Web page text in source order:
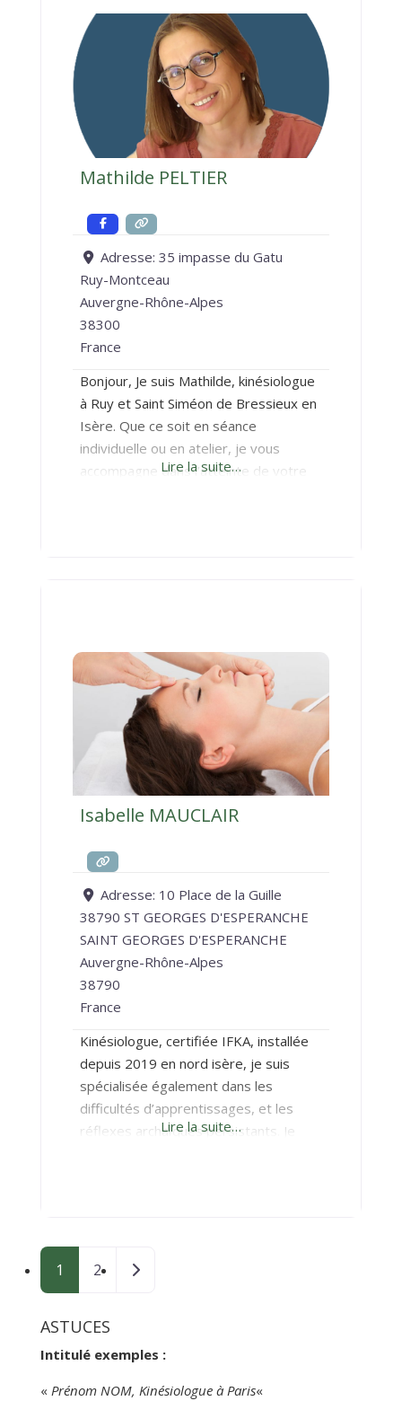
renseigner sur vos éventuelles
Mathilde PELTIER
Adresse:35 impasse du Gatu
Ruy-Montceau
Auvergne-Rhône-Alpes
38300
France
Bonjour, Je suis Mathilde, kinésiologue
à Ruy et Saint Siméon de Bressieux en
Isère. Que ce soit en séance
individuelle ou en atelier, je vous
accompagne dans l’atteinte de votre
Lire la suite…
Isabelle MAUCLAIR
Adresse: 10 Place de la Guille
38790 ST GEORGES D'ESPERANCHE
SAINT GEORGES D'ESPERANCHE
Auvergne-Rhône-Alpes
38790
France
Kinésiologue, certifiée IFKA, installée
depuis 2019 en nord isère, je suis
spécialisée également dans les
difficultés d’apprentissages, et les
réflexes archaïques persistants. Je
vous pouvez consulter le site :
Lire la suite…
Posts navigation
1 2 Older posts
ASTUCES
Intitulé exemples :
« Prénom NOM, Kinésiologue à Paris«